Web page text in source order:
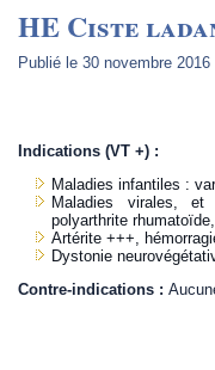
HE Ciste
Publié le 30 novembre 2016
Indications (VT +) :
Maladies infantiles :
Maladies virales, et
polyarthrite
Artérite +++,
Dystonie
Contre-indications :